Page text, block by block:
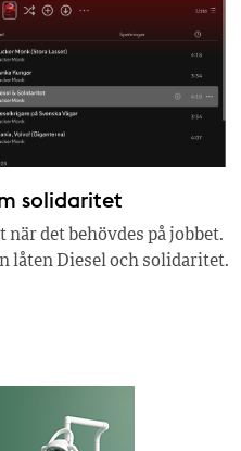
solidaritet
det behövdes på jobbet.
låten Diesel och solidaritet.